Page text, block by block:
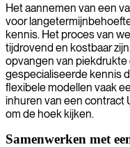
Het aannemen van een
voor
kennis. Het proces van
tijdrovend en kostbaar
opvangen van
gespecialiseerde kennis
flexibele modellen vaak
inhuren van een contract
om de hoek kijken.
Samenwerken met